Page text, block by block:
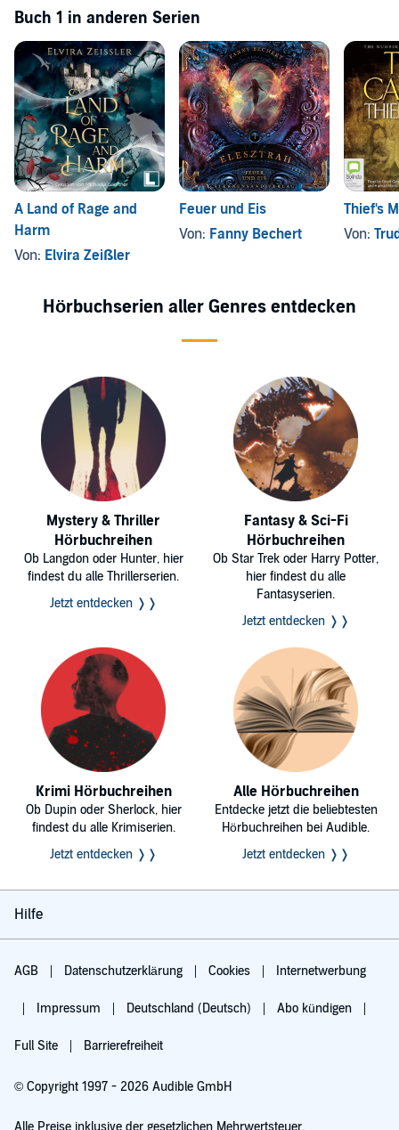
Buch 1 in anderen Serien
A Land of Rage and
Harm
Von: Elvira Zeißler
Feuer und Eis
Von: Fanny Bechert
Thief's
Von:
Hörbuchserien aller Genres entdecken
Mystery & Thriller
Hörbuchreihen
Ob Langdon oder Hunter, hier
findest du alle Thrillerserien.
Jetzt entdecken ❭❭
Fantasy & Sci-Fi
Hörbuchreihen
Ob Star Trek oder Harry Potter,
hier findest du alle
Fantasyserien.
Jetzt entdecken ❭❭
Krimi Hörbuchreihen
Ob Dupin oder Sherlock, hier
findest du alle Krimiserien.
Jetzt entdecken ❭❭
Alle Hörbuchreihen
Entdecke jetzt die beliebtesten
Hörbuchreihen bei Audible.
Jetzt entdecken ❭❭
Hilfe
AGB Datenschutzerklärung Cookies Internetwerbung
Impressum Deutschland (Deutsch) Abo kündigen
Full Site Barrierefreiheit
© Copyright 1997 - 2026 Audible GmbH
Alle Preise inklusive der gesetzlichen Mehrwertsteuer.